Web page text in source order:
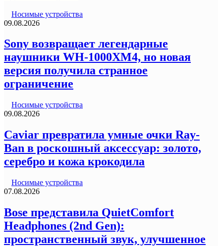
Носимые устройства
09.08.2026
Sony возвращает легендарные
наушники WH-1000XM4, но новая
версия получила странное
ограничение
Носимые устройства
09.08.2026
Caviar превратила умные очки Ray-
Ban в роскошный аксессуар: золото,
серебро и кожа крокодила
Носимые устройства
07.08.2026
Bose представила QuietComfort
Headphones (2nd Gen):
пространственный звук, улучшенное